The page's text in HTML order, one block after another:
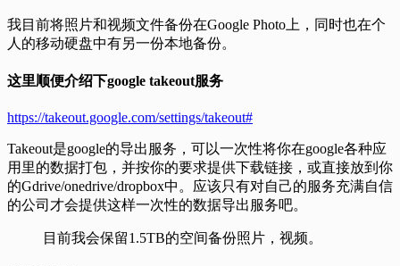
我目前将照片和视频文件备份在Google Photo上，同时也在个
人的移动硬盘中有另一份本地备份。
这里顺便介绍下google takeout服务
https://takeout.google.com/settings/takeout#
Takeout是google的导出服务，可以一次性将你在google各种应
用里的数据打包，并按你的要求提供下载链接，或直接放到你
的Gdrive/onedrive/dropbox中。应该只有对自己的服务充满自信
的公司才会提供这样一次性的数据导出服务吧。
目前我会保留1.5TB的空间备份照片，视频。